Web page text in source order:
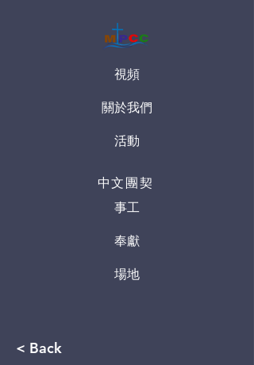
中文團契
視頻
關於我們
活動
事工
奉獻
場地
< Back